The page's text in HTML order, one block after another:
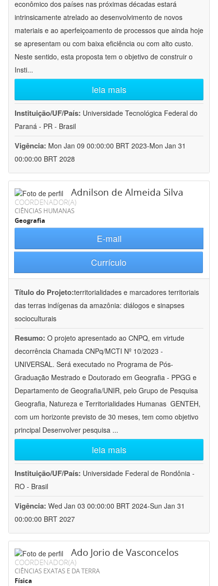
econômico dos países nas próximas décadas estará
intrinsicamente atrelado ao desenvolvimento de novos
materiais e ao aperfeiçoamento de processos que ainda hoje
se apresentam ou com baixa eficiência ou com alto custo.
Neste sentido, esta proposta tem o objetivo de construir o
Insti...
leia mais
Instituição/UF/País: Universidade Tecnológica Federal do
Paraná - PR - Brasil
Vigência: Mon Jan 09 00:00:00 BRT 2023-Mon Jan 31
00:00:00 BRT 2028
Adnilson de Almeida Silva
COORDENADOR(A)
CIÊNCIAS HUMANAS
Geografia
E-mail
Currículo
Título do Projeto:territorialidades e marcadores territoriais
das terras indígenas da amazônia: diálogos e sinapses
socioculturais
Resumo: O projeto apresentado ao CNPQ, em virtude
decorrência Chamada CNPq/MCTI Nº 10/2023 -
UNIVERSAL. Será executado no Programa de Pós-
Graduação Mestrado e Doutorado em Geografia - PPGG e
Departamento de Geografia/UNIR, pelo Grupo de Pesquisa
Geografia, Natureza e Territorialidades Humanas  GENTEH,
com um horizonte previsto de 30 meses, tem como objetivo
principal Desenvolver pesquisa ...
leia mais
Instituição/UF/País: Universidade Federal de Rondônia -
RO - Brasil
Vigência: Wed Jan 03 00:00:00 BRT 2024-Sun Jan 31
00:00:00 BRT 2027
Ado Jorio de Vasconcelos
COORDENADOR(A)
CIÊNCIAS EXATAS E DA TERRA
Física